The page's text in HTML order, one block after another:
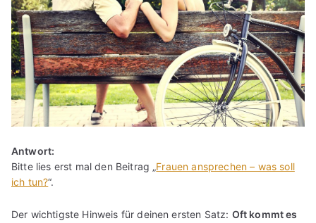
Antwort:
Bitte lies erst mal den Beitrag „Frauen ansprechen – was soll
ich tun?“.
Der wichtigste Hinweis für deinen ersten Satz: Oft kommt es